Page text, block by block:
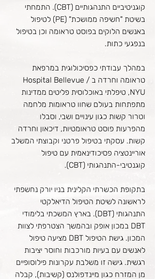
קוגניטיביים התנהגותיים (CBT). התמחתי
בשיטת "חשיפה ממושכת" (PE) לטיפול
באנשים הלוקים בפוסט טראומה וכן בטיפול
בנפגעי כתות.
במהלך עבודתי כפסיכולוגית במרפאת
טראומה וחרדה ב Hospital Bellevue /
NYU, טיפלתי באוכלוסית פליטים ממדינות
מתפתחות בעולם שחוו טראומות מלחמה
וטרור קשות כגון עינויים ושבי, וסבלו
מהפרעות פוסט טראומטיות, דיכאון וחרדה
קשות. עסקתי בטיפול פרטני וקבוצתי המשלב
אוריינטציה פסיכודינאמית עם טיפול
קוגנטיבי-התנהגותי (CBT).
בתקופת הכשרתי הקלינית בניו יורק נחשפתי
לראשונה לשיטת הטיפול הדיאלקטי
התנהגותי (DBT).‬ בארץ המשכתי בלימודי
DBT במכון אופק ובהמשך הצטרפתי לצוות
המכון. גישת הטיפול DBT מציעה טיפול
לאנשים עם בעיות מורכבות וחוסר יציבות
רגשית. גישה זו משלבת עקרונות פילוסופיים
מן המזרח כגון מיינדפולנס (קשיבות), קבלה